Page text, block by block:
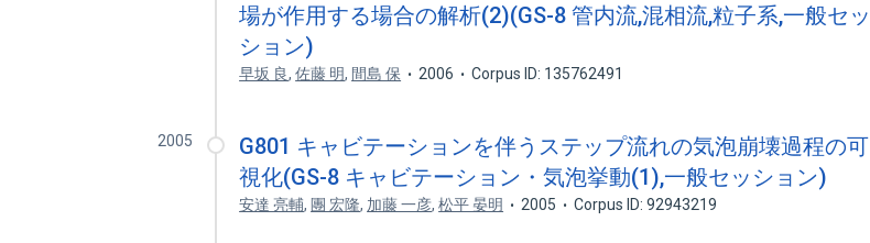
場が作用する場合の解析(2)(GS-8 管内流,混相流,粒子系,一般セッ
ション)
早坂 良,佐藤 明, 間島 保 2006 Corpus ID: 135762491
2005
G801 キャビテーションを伴うステップ流れの気泡崩壊過程の可
視化(GS-8 キャビテーション・気泡挙動(1),一般セッション)
安達 亮輔, 團 宏隆, 加藤 一彦,松平 晏明 2005 Corpus ID: 92943219